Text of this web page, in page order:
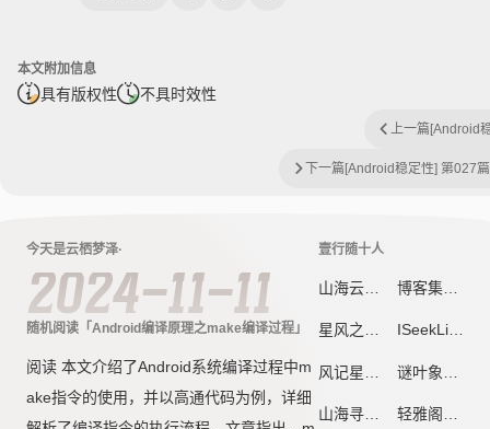
本文附加信息
具有版权性 不具时效性
上一篇[Android
下一篇[Android稳定性] 第027
今天是云栖梦泽·
2024-11-11
随机阅读「Android编译原理之make编译过程」
阅读 本文介绍了Android系统编译过程中m
ake指令的使用，并以高通代码为例，详细
壹行随十人
山海云栈 博客集市
ISeekLife
山海寻川